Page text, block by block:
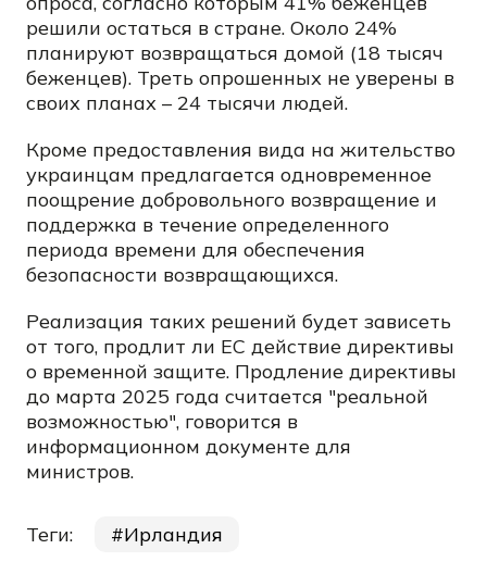
решили остаться в стране. Около 24%
планируют возвращаться домой (18 тысяч
беженцев). Треть опрошенных не уверены в
своих планах – 24 тысячи людей.
Кроме предоставления вида на жительство
украинцам предлагается одновременное
поощрение добровольного возвращение и
поддержка в течение определенного
периода времени для обеспечения
безопасности возвращающихся.
Реализация таких решений будет зависеть
от того, продлит ли ЕС действие директивы
о временной защите. Продление директивы
до марта 2025 года считается "реальной
возможностью", говорится в
информационном документе для
министров.
Теги: Ирландия